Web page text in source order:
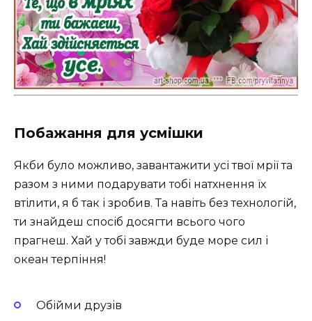
Побажання для усмішки
Якби було можливо, завантажити усі твої мрії та
разом з ними подарувати тобі натхнення їх
втілити, я б так і зробив. Та навіть без технологій,
ти знайдеш спосіб досягти всього чого
прагнеш. Хай у тобі завжди буде море сил і
океан терпіння!
Обійми друзів